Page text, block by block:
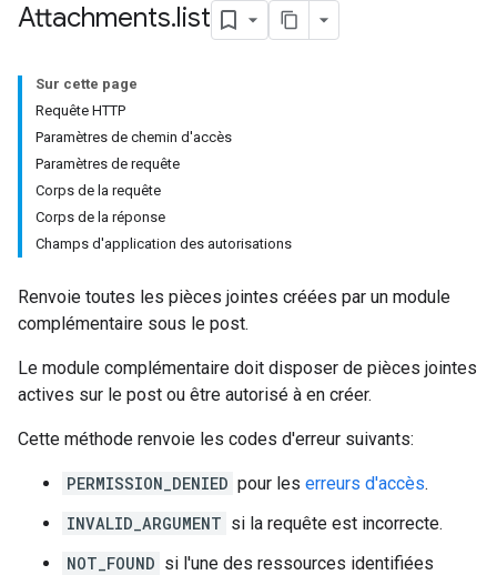
Attachments.list
Sur cette page
Requête HTTP
Paramètres de chemin d'accès
Paramètres de requête
Corps de la requête
Corps de la réponse
Champs d'application des autorisations
Renvoie toutes les pièces jointes créées par un module
complémentaire sous le post.
Le module complémentaire doit disposer de pièces jointes
actives sur le post ou être autorisé à en créer.
Cette méthode renvoie les codes d'erreur suivants:
PERMISSION_DENIED pour les erreurs d'accès.
INVALID_ARGUMENT si la requête est incorrecte.
NOT_FOUND si l'une des ressources identifiées